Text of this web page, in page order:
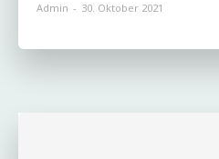
Admin - 30. Oktober 2021